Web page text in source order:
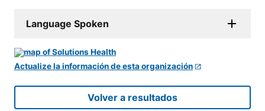
Language Spoken
Actualize la información de esta organización
Volver a resultados